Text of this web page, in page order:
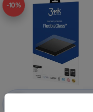
-10%
Rabatt